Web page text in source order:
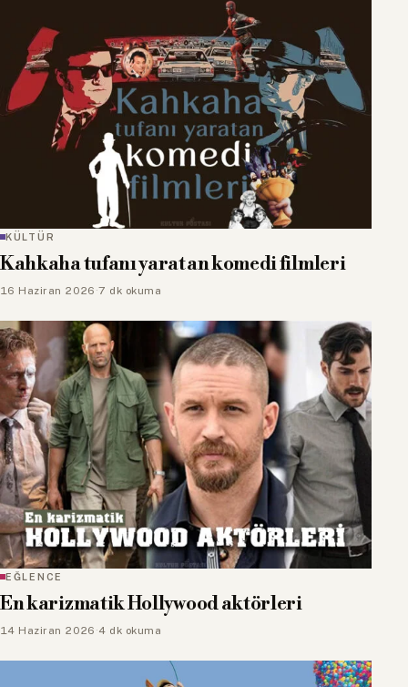
KÜLTÜR
Kahkaha tufanı yaratan komedi filmleri
16 Haziran 2026 ·7 dk okuma
EĞLENCE
En karizmatik Hollywood aktörleri
14 Haziran 2026 ·4 dk okuma